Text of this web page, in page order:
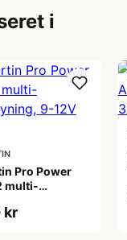
i
Pro Power
multi-
kr